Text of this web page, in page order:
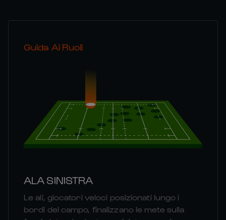
Guida Ai Ruoli
ALA SINISTRA
Le ali, giocatori veloci posizionati lungo i
bordi del campo, finalizzano le mete sulla